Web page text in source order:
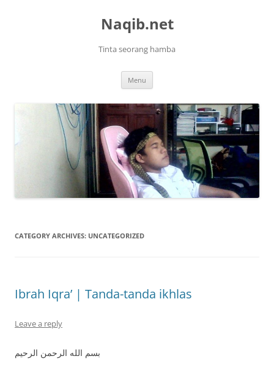
Naqib.net
Tinta seorang hamba
Menu
CATEGORY ARCHIVES: UNCATEGORIZED
Ibrah Iqra’ | Tanda-tanda ikhlas
Leave a reply
بسم الله الرحمن الرحيم